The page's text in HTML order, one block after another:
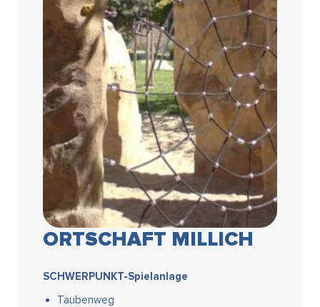
ORTSCHAFT MILLICH
SCHWERPUNKT-Spielanlage
Taubenweg